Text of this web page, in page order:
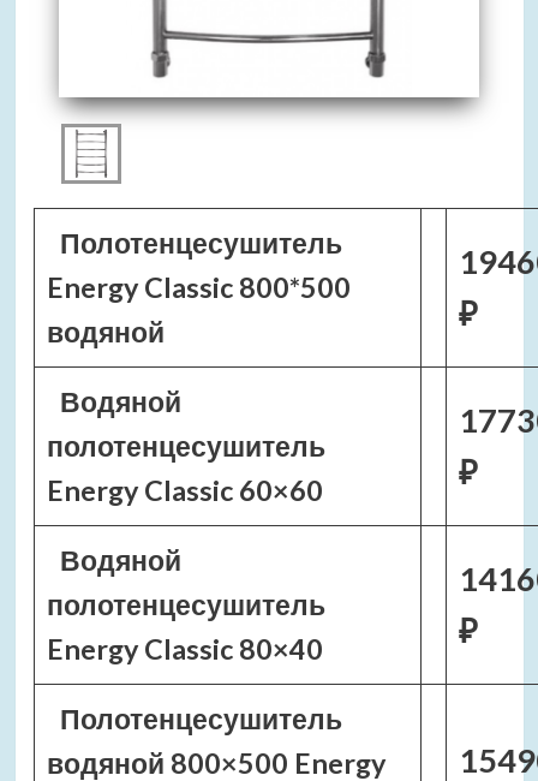
Полотенцесушитель
Energy Classic 800*500
водяной
₽
Водяной
полотенцесушитель
Energy Classic 60×60
₽
Водяной
полотенцесушитель
Energy Classic 80×40
₽
Полотенцесушитель
водяной 800×500 Energy